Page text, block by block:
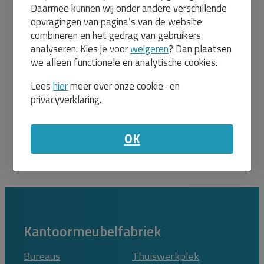
Daarmee kunnen wij onder andere verschillende
opvragingen van pagina’s van de website
combineren en het gedrag van gebruikers
analyseren. Kies je voorweigeren? Dan plaatsen
we alleen functionele en analytische cookies.
Leeshiermeer over onze cookie- en
privacyverklaring.
OK
1613
netbespannen
rug en zitting
kmf1613
Levertijd:
binnen
15
werkdagen
598,95
bestel
Kantoormeubelfabriek
Bureaus Thuiswerkplek